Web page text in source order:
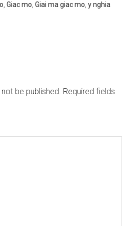
,Giac mo ,Giai ma giac mo ,y nghia
be published. Required fields